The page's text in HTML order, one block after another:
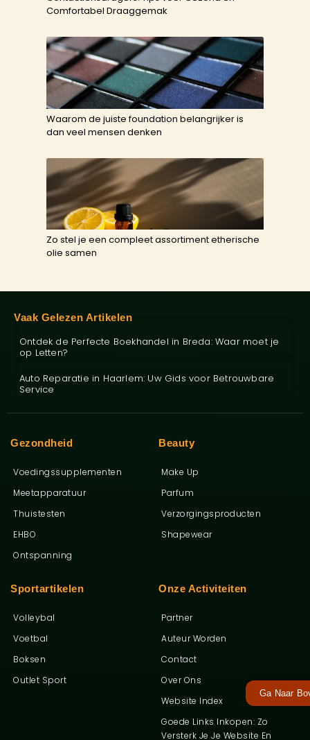
Ga Naar
Comfortabel Draaggemak
Waarom de juiste foundation belangrijker is
dan veel mensen denken
Zo stel je een compleet assortiment etherische
olie samen
Onze Activiteiten
Partner
Auteur Worden
Contact
Over Ons
Website Index
Goede Links Inkopen: Zo
Versterk Je Je Website En
Sportartikelen
Volleybal
Voetbal
Boksen
Outlet Sport
Beauty
Make Up
Parfum
Verzorgingsproducten
Shapewear
Gezondheid
Voedingssupplementen
Meetapparatuur
Thuistesten
EHBO
Ontspanning
Vaak Gelezen Artikelen
Ontdek de Perfecte Boekhandel in Breda: Waar moet je
op Letten?
Auto Reparatie in Haarlem: Uw Gids voor Betrouwbare
Service